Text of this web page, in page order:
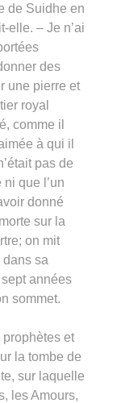
de Suidhe en
elle. – Je n’ai
des
une pierre et
royal
comme il
à qui il
pas de
que l’un
donné
sur la
on mit
sa
années
sommet.
et
la tombe de
sur laquelle
les Amours,